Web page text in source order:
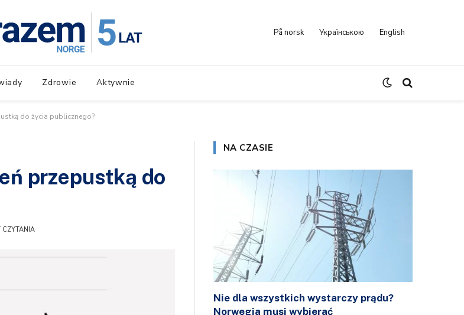
På norsk Українською English
Zdrowie Aktywnie
do życia publicznego?
przepustką do
CZYTANIA
NA CZASIE
Nie dla wszystkich wystarczy prądu?
Norwegia musi wybierać